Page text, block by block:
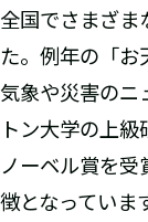
全国でさまざま
た。例年の「お
気象や災害のニ
トン大学の上
ノーベル賞を
徴となっていま